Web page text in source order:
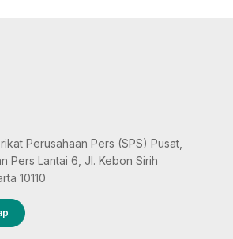
Perusahaan Pers (SPS) Pusat,
Pers Lantai 6, Jl. Kebon Sirih
10110